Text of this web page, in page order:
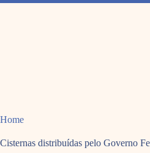
Pular
Home
Cisternas distribuídas pelo Governo